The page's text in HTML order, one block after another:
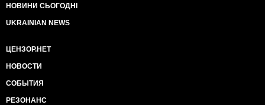
НОВИНИ СЬОГОДНІ
UKRAINIAN NEWS
ЦЕНЗОР.НЕТ
НОВОСТИ
СОБЫТИЯ
РЕЗОНАНС